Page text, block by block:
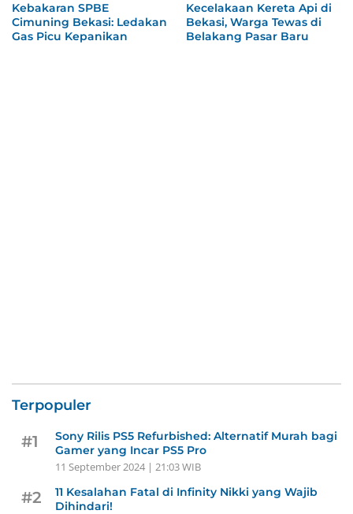
Kebakaran SPBE
Cimuning Bekasi: Ledakan
Gas Picu Kepanikan
Kecelakaan Kereta Api di
Bekasi, Warga Tewas di
Belakang Pasar Baru
Terpopuler
#1
Sony Rilis PS5 Refurbished: Alternatif Murah bagi
Gamer yang Incar PS5 Pro
11 September 2024 | 21:03 WIB
#2
11 Kesalahan Fatal di Infinity Nikki yang Wajib
Dihindari!